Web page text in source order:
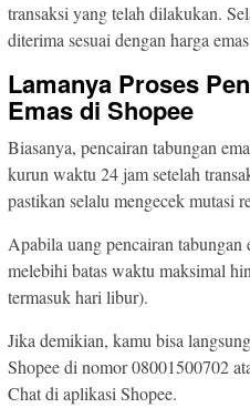
transaksi yang telah dilakukan.
diterima sesuai dengan harga
Lamanya Proses
Emas di Shopee
Biasanya, pencairan tabungan
kurun waktu 24 jam setelah
pastikan selalu mengecek mutasi
Apabila uang pencairan
melebihi batas waktu maksimal
termasuk hari libur).
Jika demikian, kamu bisa
Shopee di nomor 08001500702
Chat di aplikasi Shopee.